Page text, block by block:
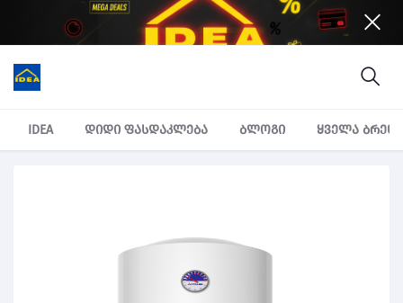
IDEA დიდი ფასდაკლება ბლოგი ყველა